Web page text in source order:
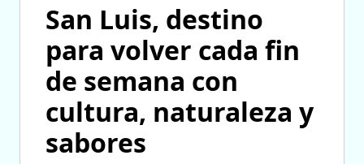
San Luis, destino
para volver cada fin
de semana con
cultura, naturaleza y
sabores